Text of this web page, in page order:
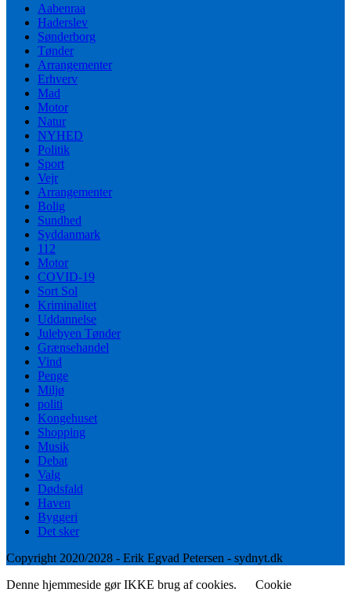
Aabenraa
Haderslev
Sønderborg
Tønder
Arrangementer
Erhverv
Mad
Motor
Natur
NYHED
Politik
Sport
Vejr
Arrangementer
Bolig
Sundhed
Syddanmark
112
Motor
COVID-19
Sort Sol
Kriminalitet
Uddannelse
Julebyen Tønder
Grænsehandel
Vind
Penge
Miljø
politi
Kongehuset
Shopping
Musik
Debat
Valg
Dødsfald
Haven
Byggeri
Det sker
Copyright 2020/2028 - Erik Egvad Petersen - sydnyt.dk
Denne hjemmeside gør IKKE brug af cookies.
Cookie